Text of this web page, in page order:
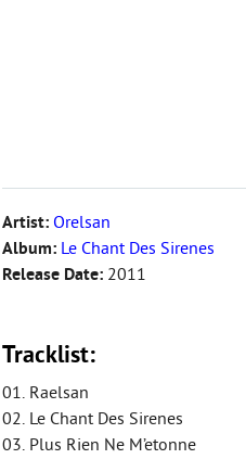
Artist: Orelsan
Album: Le Chant Des Sirenes
Release Date: 2011
Tracklist:
01. Raelsan
02. Le Chant Des Sirenes
03. Plus Rien Ne M’etonne